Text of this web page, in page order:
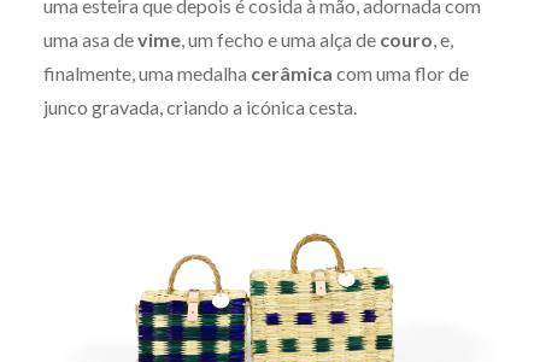
uma esteira que depois é cosida à mão, adornada com
uma asa devime, um fecho e uma alça de couro, e,
finalmente, uma medalha cerâmica com uma flor de
junco gravada, criando a icónica cesta.